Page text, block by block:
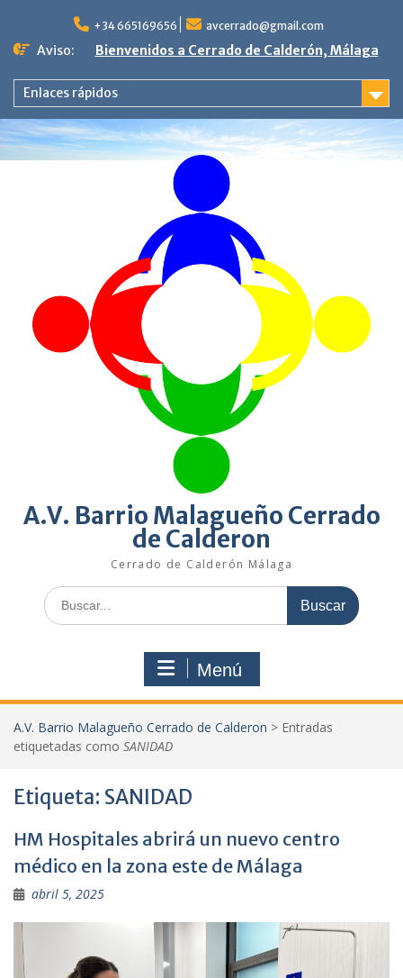
contenido
+34 665169656 avcerrado@gmail.com
Aviso: Bienvenidos a Cerrado de Calderón, Málaga
Enlaces rápidos
A.V. Barrio Malagueño Cerrado
de Calderon
Cerrado de Calderón Málaga
Buscar:
Menú
A.V. Barrio Malagueño Cerrado de Calderon > Entradas
etiquetadas como SANIDAD
Etiqueta: SANIDAD
HM Hospitales abrirá un nuevo centro
médico en la zona este de Málaga
abril 5, 2025